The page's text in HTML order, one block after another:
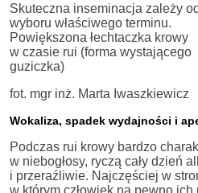
Skuteczna inseminacja zależy od
wyboru właściwego terminu.
Powiększona łechtaczka krowy
w czasie rui (forma wystającego
guziczka)
fot. mgr inż. Marta Iwaszkiewicz
Wokaliza, spadek wydajności i
Podczas rui krowy bardzo
w niebogłosy, ryczą cały dzień
i przeraźliwie. Najczęściej w
w którym człowiek na pewno ich